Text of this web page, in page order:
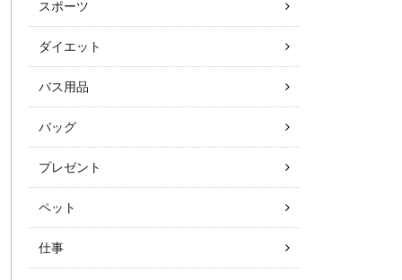
スポーツ
ダイエット
バス用品
バッグ
プレゼント
ペット
仕事